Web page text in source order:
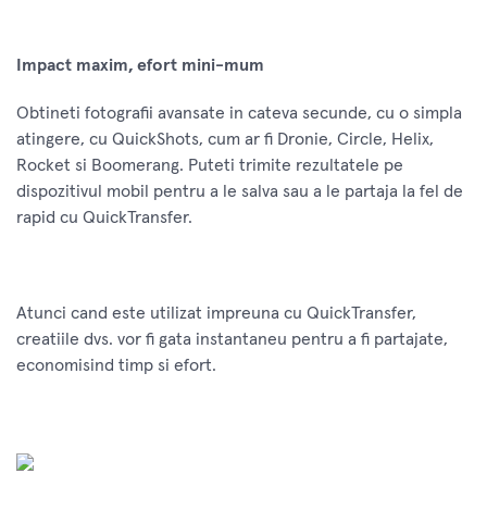
Impact maxim, efort mini-mum
Obtineti fotografii avansate in cateva secunde, cu o simpla
atingere, cu QuickShots, cum ar fi Dronie, Circle, Helix,
Rocket si Boomerang. Puteti trimite rezultatele pe
dispozitivul mobil pentru a le salva sau a le partaja la fel de
rapid cu QuickTransfer.
Atunci cand este utilizat impreuna cu QuickTransfer,
creatiile dvs. vor fi gata instantaneu pentru a fi partajate,
economisind timp si efort.